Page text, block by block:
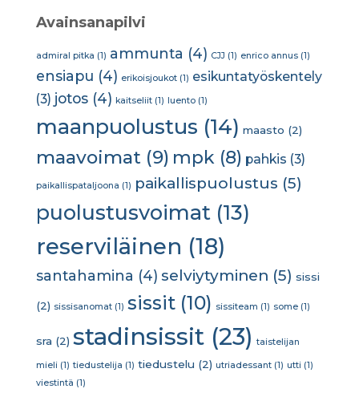
Avainsanapilvi
admiral pitka (1) ammunta (4) CJJ (1) enrico annus (1)
ensiapu (4) erikoisjoukot (1) esikuntatyöskentely
(3) jotos (4) kaitseliit (1) luento (1)
maanpuolustus (14) maasto (2)
maavoimat (9) mpk (8) pahkis (3)
paikallispataljoona (1) paikallispuolustus (5)
puolustusvoimat (13)
reserviläinen (18)
santahamina (4) selviytyminen (5) sissi
(2) sissisanomat (1) sissit (10) sissiteam (1) some (1)
sra (2) stadinsissit (23) taistelijan
mieli (1) tiedustelija (1) tiedustelu (2) utriadessant (1) utti (1)
viestintä (1)